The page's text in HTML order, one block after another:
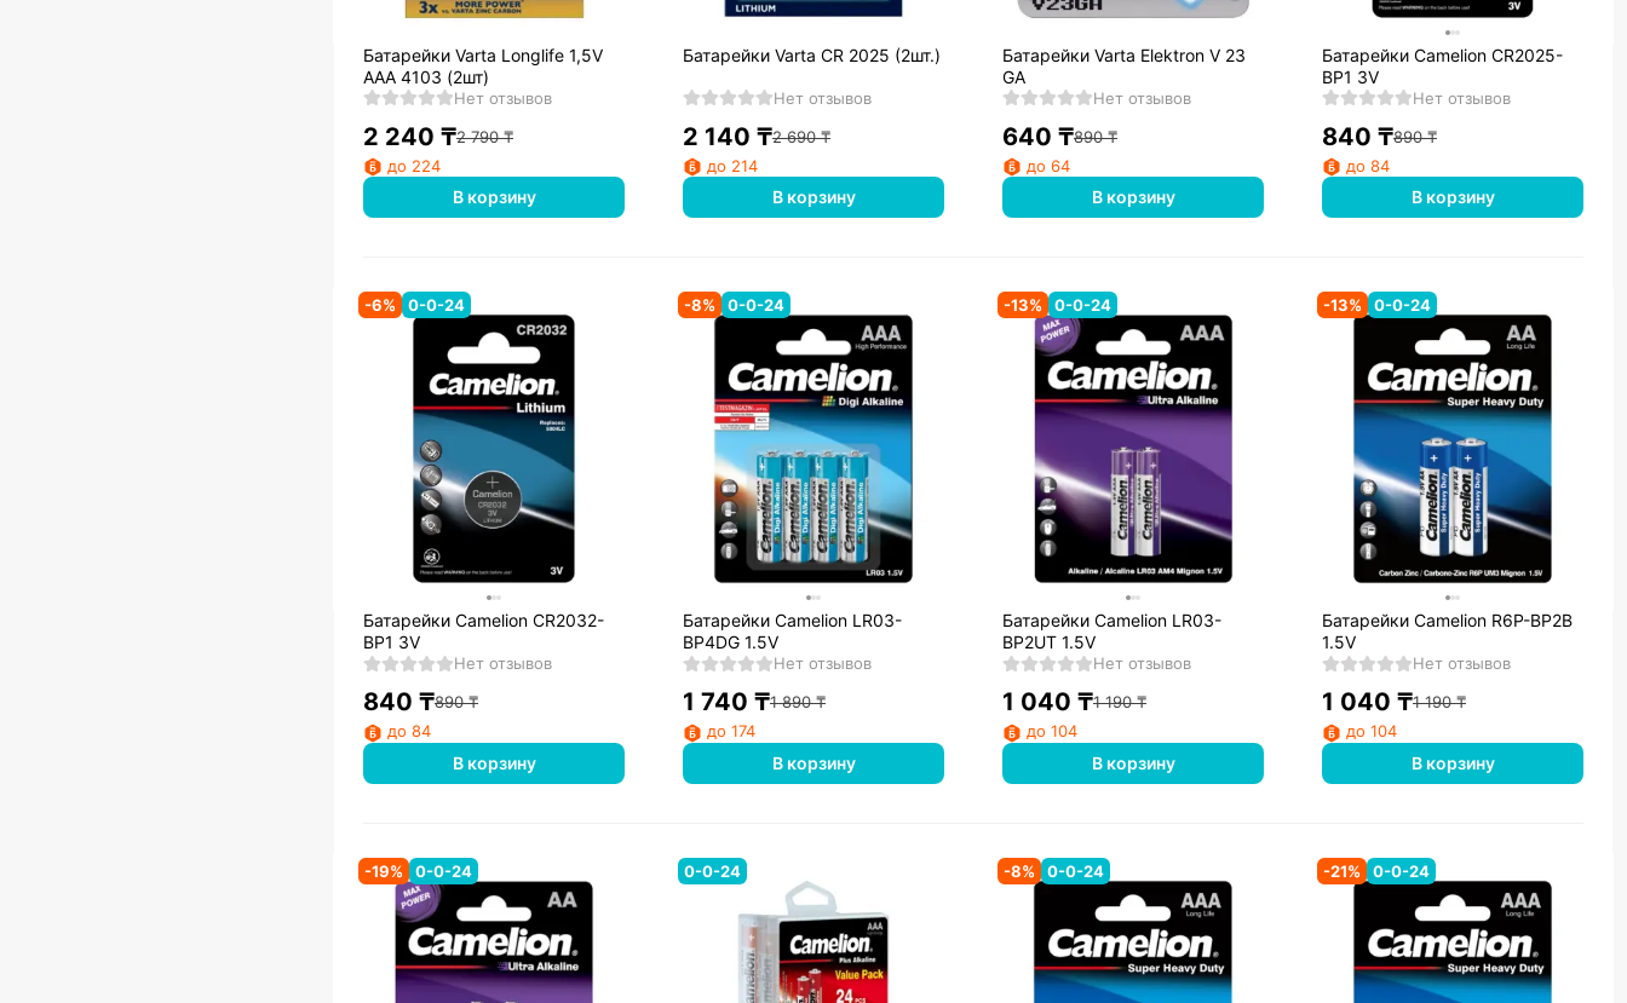
Батарейки Varta Longlife 1,5V
AAA 4103 (2шт)
Нет отзывов
2 240 ₸2 790₸
до 224
В корзину
Батарейки Varta CR 2025 (2шт.)
Нет отзывов
2 140 ₸2 690₸
до 214
В корзину
Батарейки Varta Elektron V 23
GA
Нет отзывов
640 ₸890₸
до 64
В корзину
Батарейки Camelion CR2025-
BP1 3V
Нет отзывов
840 ₸890₸
до 84
В корзину
-6% 0-0-24
Батарейки Camelion CR2032-
BP1 3V
Нет отзывов
840 ₸890₸
до 84
В корзину
-8% 0-0-24
Батарейки Camelion LR03-
BP4DG 1.5V
Нет отзывов
1 740 ₸1 890₸
до 174
В корзину
-13% 0-0-24
Батарейки Camelion LR03-
BP2UT 1.5V
Нет отзывов
1 040 ₸1 190₸
до 104
В корзину
-13% 0-0-24
Батарейки Camelion R6P-BP2B
1.5V
Нет отзывов
1 040 ₸1 190₸
до 104
В корзину
-19% 0-0-24 0-0-24 -8% 0-0-24 -21% 0-0-24